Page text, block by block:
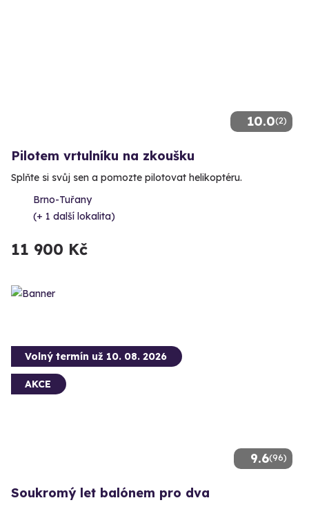
10.0(2)
Pilotem vrtulníku na zkoušku
Splňte si svůj sen a pomozte pilotovat helikoptéru.
Brno-Tuřany
(+ 1 další lokalita)
11 900 Kč
9.6(96)
Volný termín už 10. 08. 2026
AKCE
Soukromý let balónem pro dva